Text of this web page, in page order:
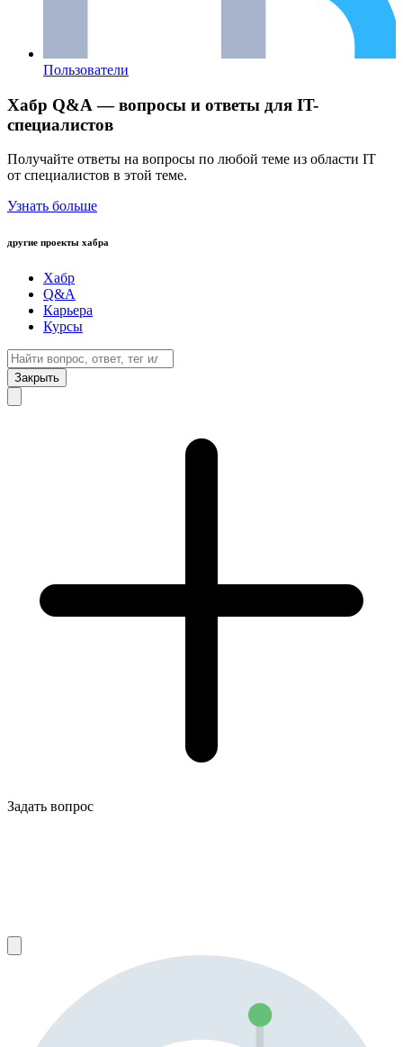
Пользователи
Хабр Q&A — вопросы и ответы для IT-
специалистов
Получайте ответы на вопросы по любой теме из области IT
от специалистов в этой теме.
Узнать больше
другие проекты хабра
Хабр
Q&A
Карьера
Курсы
Закрыть
Задать вопрос